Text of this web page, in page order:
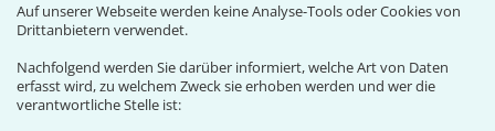
Auf unserer Webseite werden keine Analyse-Tools oder Cookies von
Drittanbietern verwendet.
Nachfolgend werden Sie darüber informiert, welche Art von Daten
erfasst wird, zu welchem Zweck sie erhoben werden und wer die
verantwortliche Stelle ist: